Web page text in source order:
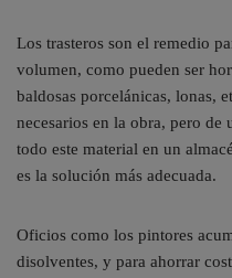
Los trasteros son el remedio
volumen, como pueden ser
baldosas porcelánicas, lonas,
necesarios en la obra, pero de
todo este material en un
es la solución más adecuada.
Oficios como los pintores
disolventes, y para ahorrar